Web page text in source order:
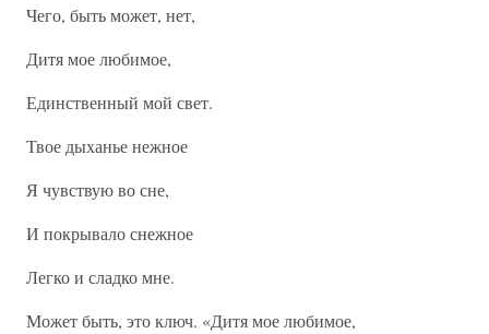
Чего, быть может, нет,
Дитя мое любимое,
Единственный мой свет.
Твое дыханье нежное
Я чувствую во сне,
И покрывало снежное
Легко и сладко мне.
Может быть, это ключ. «Дитя мое любимое,